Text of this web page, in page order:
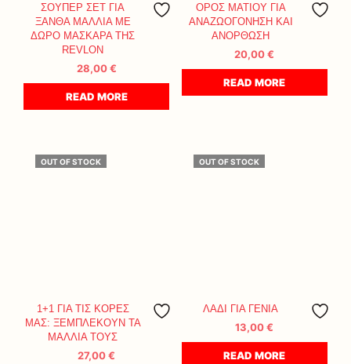
ΣΟΥΠΕΡ ΣΕΤ ΓΙΑ
ΞΑΝΘΑ ΜΑΛΛΙΑ ΜΕ
ΔΩΡΟ ΜΑΣΚΑΡΑ ΤΗΣ
REVLON
28,00€
READ MORE
ΟΡΟΣ ΜΑΤΙΟΥ ΓΙΑ
ΑΝΑΖΩΟΓΟΝΗΣΗ ΚΑΙ
ΑΝΟΡΘΩΣΗ
20,00€
READ MORE
OUT OF STOCK
1+1 ΓΙΑ ΤΙΣ ΚΟΡΕΣ
ΜΑΣ: ΞΕΜΠΛΕΚΟΥΝ ΤΑ
ΜΑΛΛΙΑ ΤΟΥΣ
27,00€
OUT OF STOCK
ΛΑΔΙ ΓΙΑ ΓΕΝΙΑ
13,00€
READ MORE